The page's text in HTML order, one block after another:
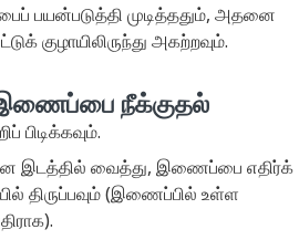
பயன்படுத்தி முடித்ததும், அதனை
குழாயிலிருந்து அகற்றவும்.
இணைப்பை நீக்குதல்
பிடிக்கவும்.
இடத்தில் வைத்து, இணைப்பை எதிர்க்
திருப்பவும் (இணைப்பில் உள்ள